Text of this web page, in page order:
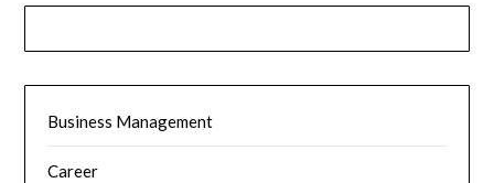
Business Management
Career